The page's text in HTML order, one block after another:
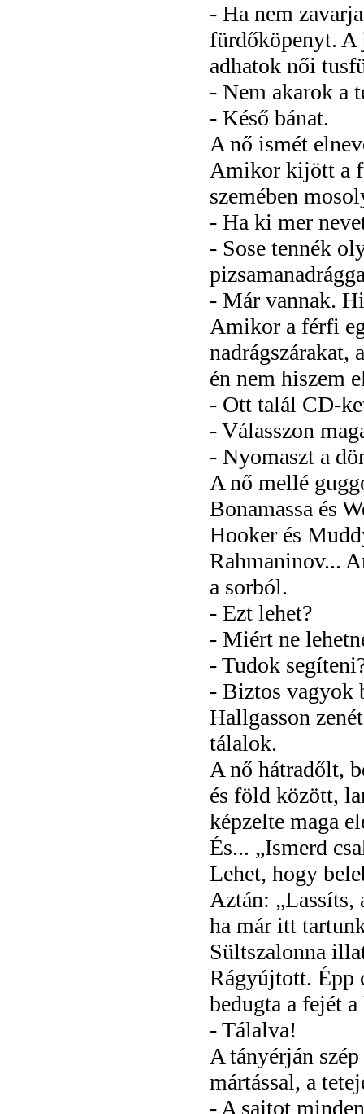
- Ha nem
fürdőköpenyt. A
adhatok női
- Nem akarok a
- Késő bánat.
A nő ismét
Amikor kijött a
szemében
- Ha ki mer
- Sose tennék
- Már vannak.
Amikor a férfi
nadrágszárakat,
én nem hiszem
- Ott talál CD-
- Válasszon
- Nyomaszt a
A nő mellé
Bonamassa és
Hooker és
Rahmaninov...
a sorból.
- Ezt lehet?
- Miért ne
- Tudok
- Biztos vagyok
Hallgasson
tálalok.
A nő hátradőlt,
és föld között,
képzelte maga
És... „Ismerd
Lehet, hogy
Aztán: „Lassíts,
ha már itt
Sültszalonna
Rágyújtott. Épp
bedugta a fejét
- Tálalva!
A tányérján
mártással, a
- A sajtot